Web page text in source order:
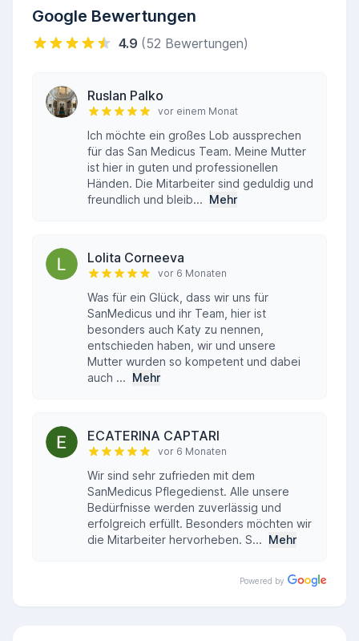
Google Bewertungen
4.9 (52 Bewertungen)
Ruslan Palko
vor einem Monat
Ich möchte ein großes Lob aussprechen
für das San Medicus Team. Meine Mutter
ist hier in guten und professionellen
Händen. Die Mitarbeiter sind geduldig und
freundlich und bleib... Mehr
Lolita Corneeva
vor 6 Monaten
Was für ein Glück, dass wir uns für
SanMedicus und ihr Team, hier ist
besonders auch Katy zu nennen,
entschieden haben, wir und unsere
Mutter wurden so kompetent und dabei
auch ... Mehr
ECATERINA CAPTARI
vor 6 Monaten
Wir sind sehr zufrieden mit dem
SanMedicus Pflegedienst. Alle unsere
Bedürfnisse werden zuverlässig und
erfolgreich erfüllt. Besonders möchten wir
die Mitarbeiter hervorheben. S... Mehr
Powered by